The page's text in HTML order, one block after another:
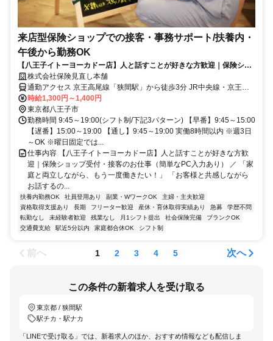
来店型保険ショップでの接客・事務サポート/扶養内・
午後から勤務OK
【八王子イトーヨーカドー店】人と話すことが好きな方歓迎｜保険ショ
ップ受付・接客のお仕事（簡単なPC入力あり）
株式会社保険見直し本舗
通勤アクセス 京王高尾線「狭間駅」から徒歩3分 JR中央線・京王高
尾線「高尾駅」から徒歩22分
時給1,300円～1,400円
東京都八王子市
勤務時間 9:45～19:00(シフト制/下記3パターン) 【早番】9:45～15:00
【遅番】15:00～19:00 【通し】9:45～19:00 実働8時間以内 ※週3日
～OK ※曜日固定では...
仕事内容 【八王子イトーヨーカドー店】人と話すことが好きな方歓
迎｜保険ショップ受付・接客のお仕事（簡単なPC入力あり） ／ 「家
庭と両立しながら、もう一度働きたい！」 「お客様と共感しながら
お話するの...
扶養内勤務OK 社員登用あり 副業・WワークOK
主婦・主夫歓迎
資格取得支援あり
長期 フリーター歓迎 産休・育休取得実績あり 急募
学歴不問
転勤なし
未経験者歓迎 残業なし 月1シフト提出 社会保険完備
ブランクOK
交通費支給
駅近5分以内 家庭都合休OK シフト制
前へ 1 2 3 4 5 次へ
この条件の新着求人を受け取る
東京都 / 狭間駅
駅チカ・駅ナカ
「LINEで受け取る」では、新着求人のほか、おすすめ情報なども配信しま